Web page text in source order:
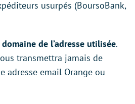
usurpés (BoursoBank,
domaine de l’adresse utilisée.
transmettra jamais de
adresse email Orange ou